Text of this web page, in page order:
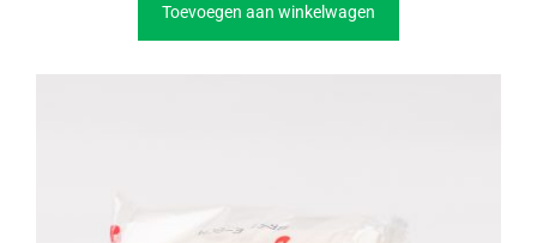
Toevoegen aan winkelwagen